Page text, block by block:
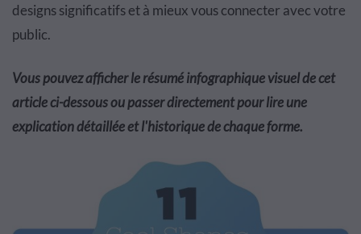
designs significatifs et à mieux vous connecter avec votre
public.
Vous pouvez afficher le résumé infographique visuel de cet
article ci-dessous ou passer directement pour lire une
explication détaillée et l'historique de chaque forme.